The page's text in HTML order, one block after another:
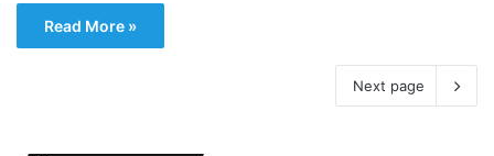
Read More »
Next page